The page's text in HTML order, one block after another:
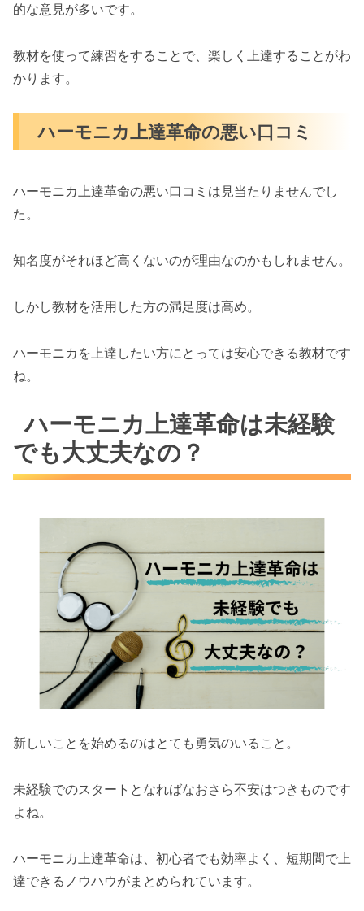
的な意見が多いです。
教材を使って練習をすることで、楽しく上達することがわ
かります。
ハーモニカ上達革命の悪い口コミ
ハーモニカ上達革命の悪い口コミは見当たりませんでし
た。
知名度がそれほど高くないのが理由なのかもしれません。
しかし教材を活用した方の満足度は高め。
ハーモニカを上達したい方にとっては安心できる教材です
ね。
ハーモニカ上達革命は未経験
でも大丈夫なの？
新しいことを始めるのはとても勇気のいること。
未経験でのスタートとなればなおさら不安はつきものです
よね。
ハーモニカ上達革命は、初心者でも効率よく、短期間で上
達できるノウハウがまとめられています。